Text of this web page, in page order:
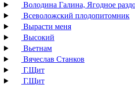
Володина Галина, Ягодное
Всеволожский плодопитомник
Вырасти меня
Высокий
Вьетнам
Вячеслав Станков
Г.Щит
Г.Щит